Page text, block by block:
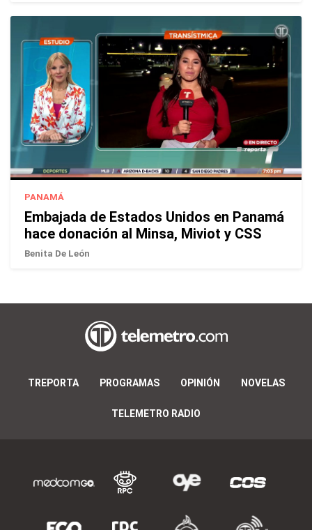
PANAMÁ
Embajada de Estados Unidos en Panamá
hace donación al Minsa, Miviot y CSS
Benita De León
TREPORTA PROGRAMAS OPINIÓN NOVELAS
TELEMETRO RADIO